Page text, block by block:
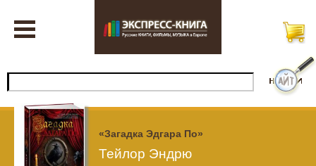
«Загадка Эдгара По»
Тейлор Эндрю